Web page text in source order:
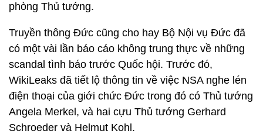
phòng Thủ tướng.
Truyền thông Đức cũng cho hay Bộ Nội vụ Đức đã
có một vài lần báo cáo không trung thực về những
scandal tình báo trước Quốc hội. Trước đó,
WikiLeaks đã tiết lộ thông tin về việc NSA nghe lén
điện thoại của giới chức Đức trong đó có Thủ tướng
Angela Merkel, và hai cựu Thủ tướng Gerhard
Schroeder và Helmut Kohl.